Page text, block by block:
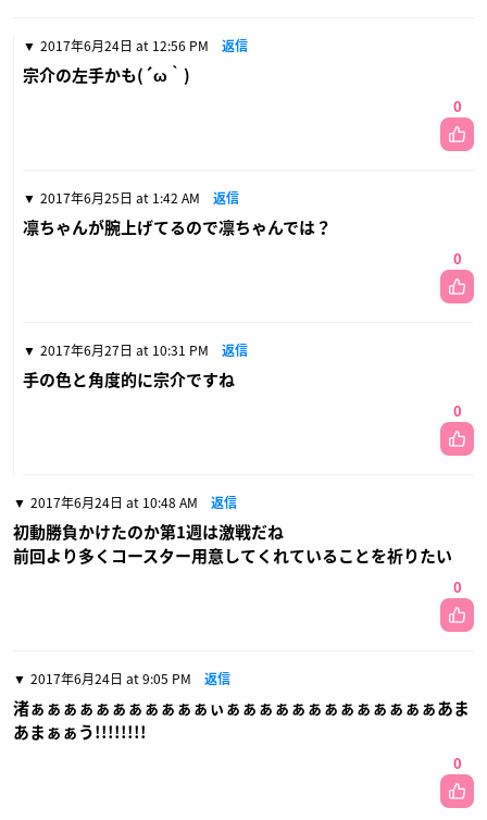
2017年6月24日 at 12:56 PM 返信
宗介の左手かも(´ω｀)
0
2017年6月25日 at 1:42 AM 返信
凛ちゃんが腕上げてるので凛ちゃんでは？
0
2017年6月27日 at 10:31 PM 返信
手の色と角度的に宗介ですね
0
2017年6月24日 at 10:48 AM 返信
初動勝負かけたのか第1週は激戦だね
前回より多くコースター用意してくれていることを祈りたい
0
2017年6月24日 at 9:05 PM 返信
渚ぁぁぁぁぁぁぁぁぁぁぁぃぁぁぁぁぁぁぁぁぁぁぁぁぁあま
あまぁぁう!!!!!!!!
0